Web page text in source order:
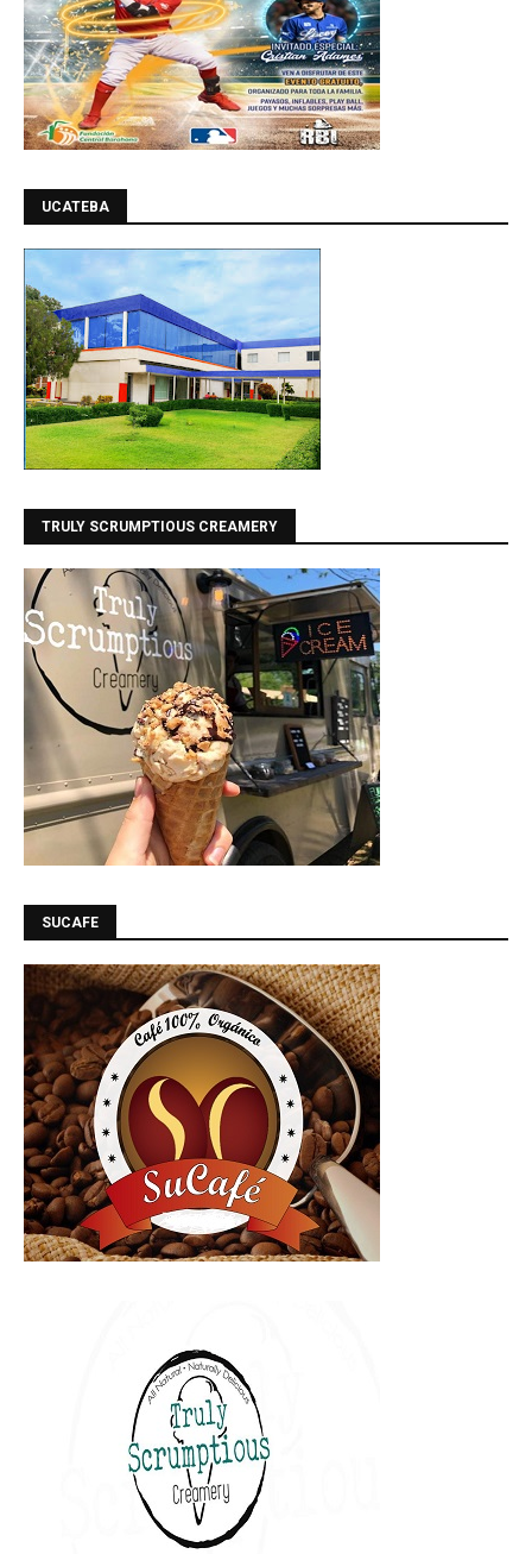
UCATEBA
TRULY SCRUMPTIOUS CREAMERY
SUCAFE